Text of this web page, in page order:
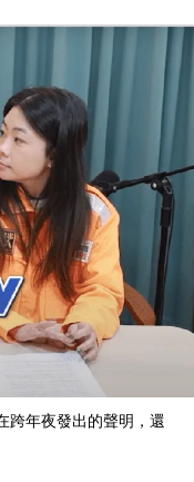
跨年夜發出的聲明，還